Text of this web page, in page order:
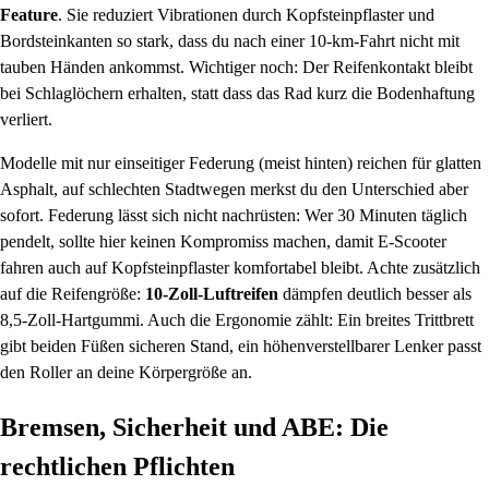
Feature. Sie reduziert Vibrationen durch Kopfsteinpflaster und
Bordsteinkanten so stark, dass du nach einer 10-km-Fahrt nicht mit
tauben Händen ankommst. Wichtiger noch: Der Reifenkontakt bleibt
bei Schlaglöchern erhalten, statt dass das Rad kurz die Bodenhaftung
verliert.
Modelle mit nur einseitiger Federung (meist hinten) reichen für glatten
Asphalt, auf schlechten Stadtwegen merkst du den Unterschied aber
sofort. Federung lässt sich nicht nachrüsten: Wer 30 Minuten täglich
pendelt, sollte hier keinen Kompromiss machen, damit E-Scooter
fahren auch auf Kopfsteinpflaster komfortabel bleibt. Achte zusätzlich
auf die Reifengröße: 10-Zoll-Luftreifen dämpfen deutlich besser als
8,5-Zoll-Hartgummi. Auch die Ergonomie zählt: Ein breites Trittbrett
gibt beiden Füßen sicheren Stand, ein höhenverstellbarer Lenker passt
den Roller an deine Körpergröße an.
Bremsen, Sicherheit und ABE: Die
rechtlichen Pflichten